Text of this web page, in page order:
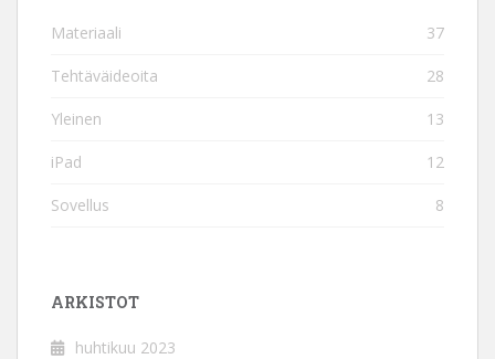
Materiaali 37
Tehtäväideoita 28
Yleinen 13
iPad 12
Sovellus 8
ARKISTOT
huhtikuu 2023